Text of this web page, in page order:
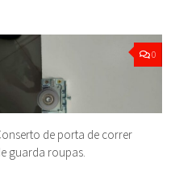
0
de porta de correr
guarda roupas.